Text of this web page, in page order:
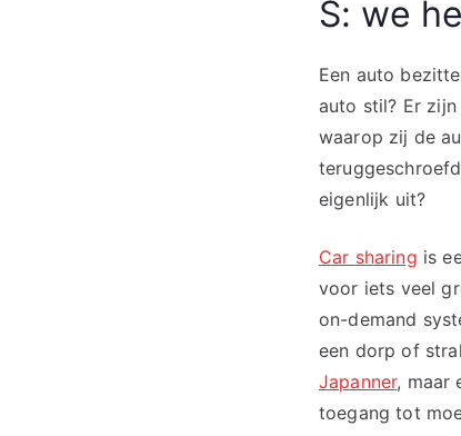
S: we
Een auto
auto stil? Er
waarop zij de
eigenlijk uit?
Car sharing is
voor iets veel
on-demand
een dorp of
Japanner, maar
toegang tot